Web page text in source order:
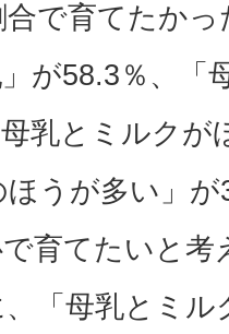
で育てたか
が58.3％、「
乳とミルクが
うが多い」
育てたいと
「母乳とミ